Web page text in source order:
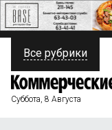
ПОЛИТИКА
ФИНАНСЫ
Все рубрики
Суббота, 8 Августа